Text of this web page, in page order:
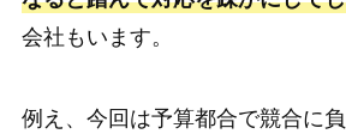
会社もいます。
例え、今回は予算都合で競合に